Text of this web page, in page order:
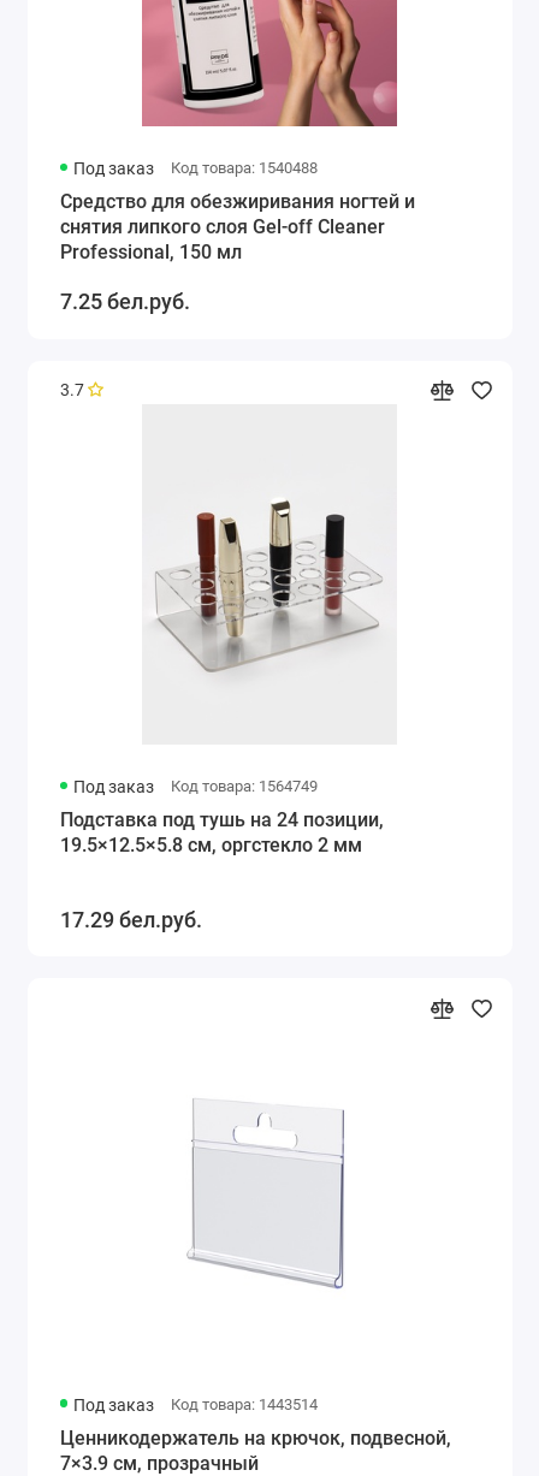
Под заказ Код товара: 1540488
Средство для обезжиривания ногтей и
снятия липкого слоя Gel-off Cleaner
Professional, 150 мл
7.25 бел.руб.
3.7
Под заказ Код товара: 1564749
Подставка под тушь на 24 позиции,
19.5×12.5×5.8 см, оргстекло 2 мм
17.29 бел.руб.
Под заказ Код товара: 1443514
Ценникодержатель на крючок, подвесной,
7×3.9 см, прозрачный